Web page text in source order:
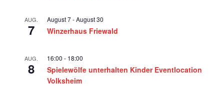
AUG.
7
August 7-August 30
Winzerhaus Friewald
AUG.
8
16:00 - 18:00
Spielewölfe unterhalten Kinder Eventlocation
Volksheim